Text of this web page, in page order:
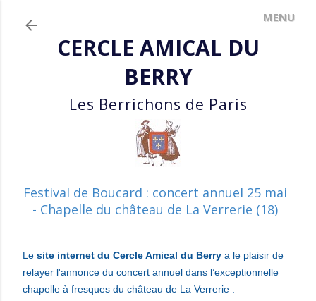
CERCLE AMICAL DU
BERRY
Les Berrichons de Paris
Festival de Boucard : concert annuel 25 mai
- Chapelle du château de La Verrerie (18)
Le site internet du Cercle Amical du Berry a le plaisir de
relayer l'annonce du concert annuel dans l’exceptionnelle
chapelle à fresques du château de La Verrerie :